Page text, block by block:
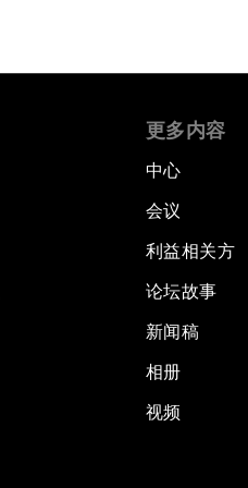
更多内容
中心
会议
利益相关方
论坛故事
新闻稿
相册
视频